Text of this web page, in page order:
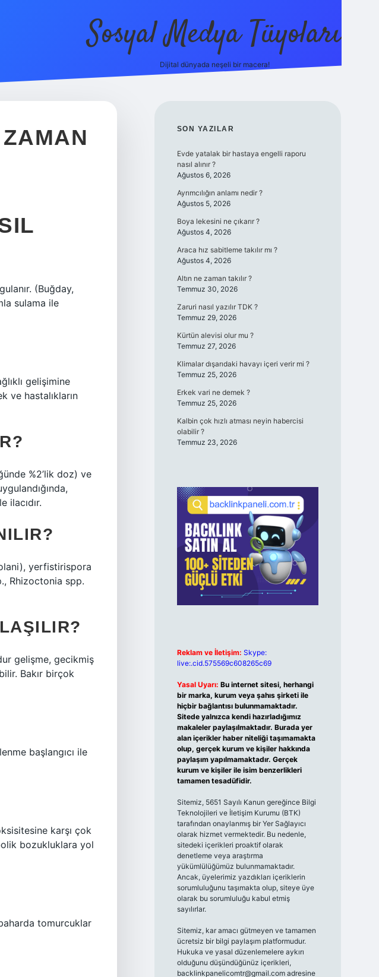
Sosyal Medya Tüyoları
Dijital dünyada neşeli bir macera!
(Buğday,
sulama ile
gelişimine
ve hastalıkların
%2’lik doz) ve
ilacıdır.
yerfistirispora
Rhizoctonia spp.
gelişme, gecikmiş
Bakır birçok
başlangıcı ile
karşı çok
bozukluklara yol
tomurcuklar
SIDEBAR
SON YAZILAR
Evde yatalak bir hastaya engelli raporu
nasıl alınır ?
Ağustos 6, 2026
Ayrımcılığın anlamı nedir ?
Ağustos 5, 2026
Boya lekesini ne çıkarır ?
Ağustos 4, 2026
Araca hız sabitleme takılır mı ?
Ağustos 4, 2026
Altın ne zaman takılır ?
Temmuz 30, 2026
Zaruri nasıl yazılır TDK ?
Temmuz 29, 2026
Kürtün alevisi olur mu ?
Temmuz 27, 2026
Klimalar dışarıdaki havayı içeri verir mi ?
Temmuz 25, 2026
Erkek vari ne demek ?
Temmuz 25, 2026
Kalbin çok hızlı atması neyin habercisi
olabilir ?
Temmuz 23, 2026
Reklam ve İletişim: Skype:
live:.cid.575569c608265c69
Yasal Uyarı: Bu internet sitesi, herhangi
bir marka, kurum veya şahıs şirketi ile
hiçbir bağlantısı bulunmamaktadır.
Sitede yalnızca kendi hazırladığımız
makaleler paylaşılmaktadır. Burada yer
alan içerikler haber niteliği taşımamakta
olup, gerçek kurum ve kişiler hakkında
paylaşım yapılmamaktadır. Gerçek
kurum ve kişiler ile isim benzerlikleri
tamamen tesadüfidir.
Sitemiz, 5651 Sayılı Kanun gereğince Bilgi
Teknolojileri ve İletişim Kurumu (BTK)
tarafından onaylanmış bir Yer Sağlayıcı
olarak hizmet vermektedir. Bu nedenle,
sitedeki içerikleri proaktif olarak
denetleme veya araştırma
yükümlülüğümüz bulunmamaktadır.
Ancak, üyelerimiz yazdıkları içeriklerin
sorumluluğunu taşımakta olup, siteye üye
olarak bu sorumluluğu kabul etmiş
sayılırlar.
Sitemiz, kar amacı gütmeyen ve tamamen
ücretsiz bir bilgi paylaşım platformudur.
Hukuka ve yasal düzenlemelere aykırı
olduğunu düşündüğünüz içerikleri,
backlinkpanelicomtr@gmail.comadresine